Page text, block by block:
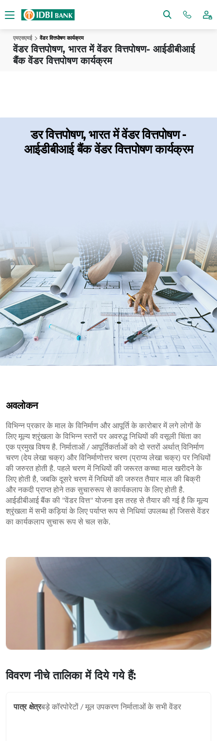
एमएसएमई वेंडर वित्तपोषण कार्यक्रम
वेंडर वित्तपोषण, भारत में वेंडर वित्तपोषण- आईडीबीआई
बैंक वेंडर वित्तपोषण कार्यक्रम
डर वित्तपोषण, भारत में वेंडर वित्तपोषण-
आईडीबीआई बैंक वेंडर वित्तपोषण कार्यक्रम
अवलोकन
विभिन्न प्रकार के माल के विनिर्माण और आपूर्ति के कारोबार में लगे लोगों के
लिए मूल्य श्रृंखला के विभिन्न स्तरों पर अवरुद्ध निधियों की वसूली चिंता का
एक प्रमुख विषय है. निर्माताओं / आपूर्तिकर्ताओं को दो स्तरों अर्थात् विनिर्माण
चरण (देय लेखा चक्र) और विनिर्माणोत्तर चरण (प्राप्य लेखा चक्र) पर निधियों
की जरुरत होती है. पहले चरण में निधियों की जरूरत कच्चा माल खरीदने के
लिए होती है, जबकि दूसरे चरण में निधियों की जरुरत तैयार माल की बिक्री
और नकदी प्राप्त होने तक सुचारुरूप से कार्यकलाप के लिए होती है.
आईडीबीआई बैंक की "वेंडर वित्त" योजना इस तरह से तैयार की गई है कि मूल्य
श्रृंखला में सभी कड़ियां के लिए पर्याप्त रूप से निधियां उपलब्ध हों जिससे वेंडर
का कार्यकलाप सुचारू रूप से चल सके.
विवरण नीचे तालिका में दिये गये हैं:
पात्र क्षेत्रबड़े कॉरपोरेटों / मूल उपकरण निर्माताओं के सभी वेंडर